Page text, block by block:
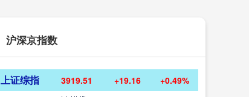
沪深京指数
上证综指 3919.51 +19.16 +0.49%